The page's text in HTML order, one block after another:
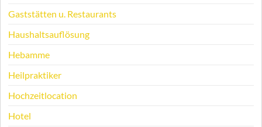
Gaststätten u. Restaurants
Haushaltsauflösung
Hebamme
Heilpraktiker
Hochzeitlocation
Hotel